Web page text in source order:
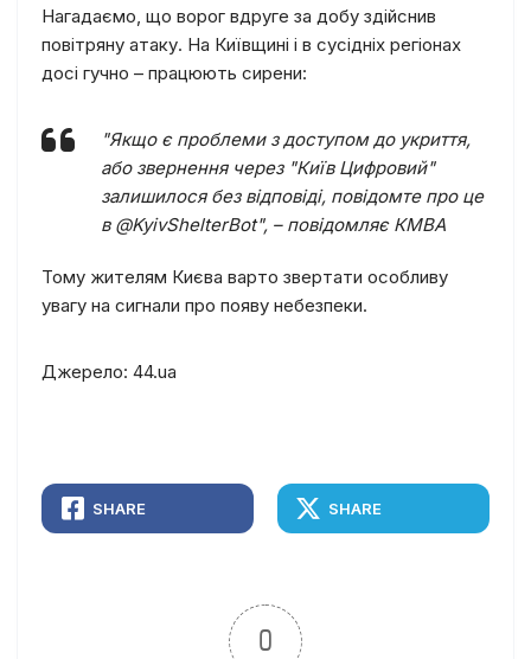
Нагадаємо, що ворог вдруге за добу здійснив
повітряну атаку. На Київщині і в сусідніх регіонах
досі гучно – працюють сирени:
"Якщо є проблеми з доступом до укриття,
або звернення через "Київ Цифровий"
залишилося без відповіді, повідомте про це
в @KyivShelterBot", – повідомляє КМВА
Тому жителям Києва варто звертати особливу
увагу на сигнали про появу небезпеки.
Джерело: 44.ua
SHARE SHARE
0